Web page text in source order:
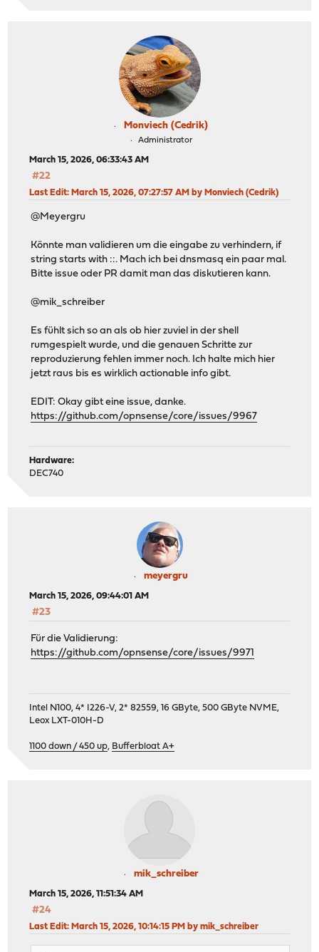
Monviech (Cedrik)
Administrator
March 15, 2026, 06:33:43 AM
#22
Last Edit: March 15, 2026, 07:27:57 AM by Monviech (Cedrik)
@Meyergru
Könnte man validieren um die eingabe zu verhindern, if
string starts with ::. Mach ich bei dnsmasq ein paar mal.
Bitte issue oder PR damit man das diskutieren kann.
@mik_schreiber
Es fühlt sich so an als ob hier zuviel in der shell
rumgespielt wurde, und die genauen Schritte zur
reproduzierung fehlen immer noch. Ich halte mich hier
jetzt raus bis es wirklich actionable info gibt.
EDIT: Okay gibt eine issue, danke.
https://github.com/opnsense/core/issues/9967
Hardware:
DEC740
meyergru
March 15, 2026, 09:44:01 AM
#23
Für die Validierung:
https://github.com/opnsense/core/issues/9971
Intel N100, 4* I226-V, 2* 82559, 16 GByte, 500 GByte NVME,
Leox LXT-010H-D
1100 down / 450 up, Bufferbloat A+
mik_schreiber
March 15, 2026, 11:51:34 AM
#24
Last Edit: March 15, 2026, 10:14:15 PM by mik_schreiber